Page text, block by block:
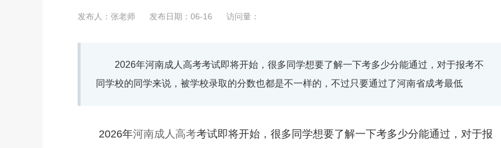
发布人：张老师 发布日期：06-16 访问量：
2026年河南成人高考考试即将开始，很多同学想要了解一下考多少分能通过，对于报考不
同学校的同学来说，被学校录取的分数也都是不一样的，不过只要通过了河南省成考最低
2026年河南成人高考考试即将开始，很多同学想要了解一下考多少分能通过，对于报